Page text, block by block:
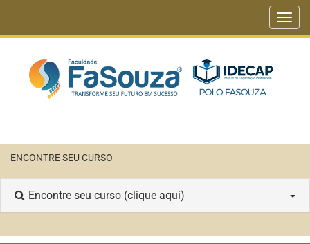
ENCONTRE SEU CURSO
Encontre seu curso (clique aqui)